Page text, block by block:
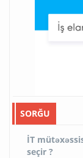
SORĞU
İT
seçir ?